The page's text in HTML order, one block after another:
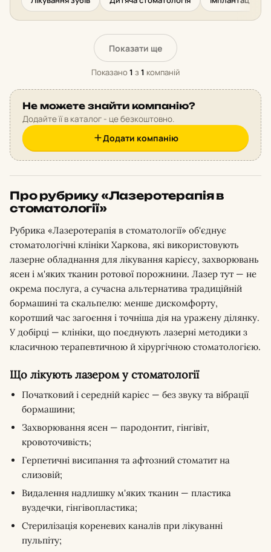
Показати ще
Показано 1 з 1 компаній
Не можете знайти компанію?
Додайте її в каталог - це безкоштовно.
Додати компанію
Про рубрику «Лазеротерапія в
стоматології»
Рубрика «Лазеротерапія в стоматології» об'єднує
стоматологічні клініки Харкова, які використовують
лазерне обладнання для лікування карієсу, захворювань
ясен і м'яких тканин ротової порожнини. Лазер тут — не
окрема послуга, а сучасна альтернатива традиційній
бормашині та скальпелю: менше дискомфорту,
коротший час загоєння і точніша дія на уражену ділянку.
У добірці — клініки, що поєднують лазерні методики з
класичною терапевтичною й хірургічною стоматологією.
Що лікують лазером у стоматології
Початковий і середній карієс — без звуку та вібрації
бормашини;
Захворювання ясен — пародонтит, гінгівіт,
кровоточивість;
Герпетичні висипання та афтозний стоматит на
слизовій;
Видалення надлишку м'яких тканин — пластика
вуздечки, гінгівопластика;
Стерилізація кореневих каналів при лікуванні
пульпіту;